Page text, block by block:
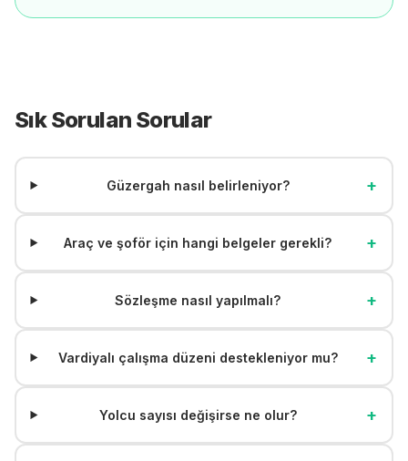
Sık Sorulan Sorular
Güzergah nasıl belirleniyor? +
Araç ve şoför için hangi belgeler gerekli? +
Sözleşme nasıl yapılmalı? +
Vardiyalı çalışma düzeni destekleniyor mu? +
Yolcu sayısı değişirse ne olur? +